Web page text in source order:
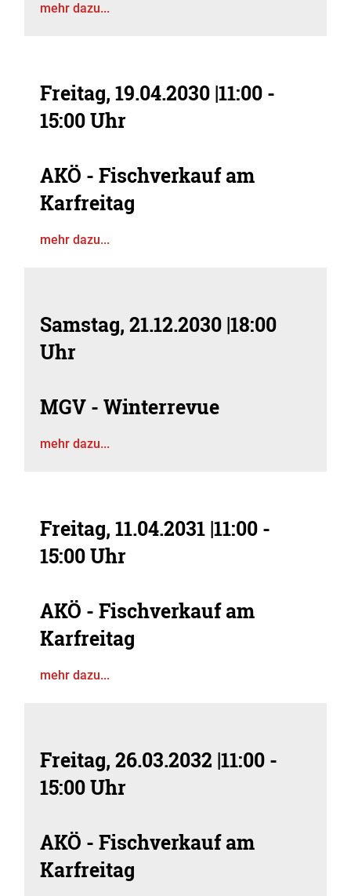
mehr dazu...
Freitag, 19.04.2030 |11:00 -
15:00 Uhr
AKÖ - Fischverkauf am
Karfreitag
mehr dazu...
Samstag, 21.12.2030 |18:00
Uhr
MGV - Winterrevue
mehr dazu...
Freitag, 11.04.2031 |11:00 -
15:00 Uhr
AKÖ - Fischverkauf am
Karfreitag
mehr dazu...
Freitag, 26.03.2032 |11:00 -
15:00 Uhr
AKÖ - Fischverkauf am
Karfreitag